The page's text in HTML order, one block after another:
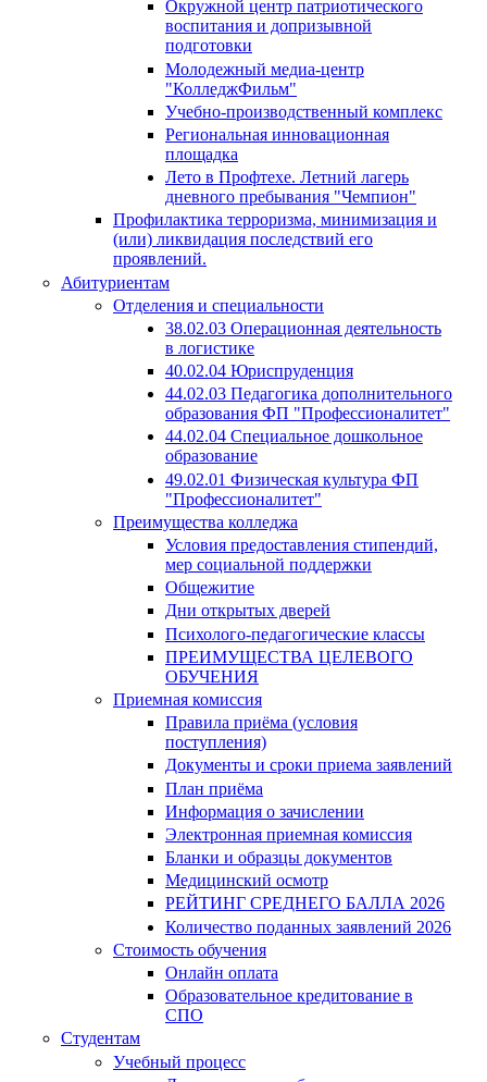
Окружной центр патриотического
воспитания и допризывной
подготовки
Молодежный медиа-центр
"КолледжФильм"
Учебно-производственный комплекс
Региональная инновационная
площадка
Лето в Профтехе. Летний лагерь
дневного пребывания "Чемпион"
Профилактика терроризма, минимизация и
(или) ликвидация последствий его
проявлений.
Абитуриентам
Отделения и специальности
38.02.03 Операционная деятельность
в логистике
40.02.04 Юриспруденция
44.02.03 Педагогика дополнительного
образования ФП "Профессионалитет"
44.02.04 Специальное дошкольное
образование
49.02.01 Физическая культура ФП
"Профессионалитет"
Преимущества колледжа
Условия предоставления стипендий,
мер социальной поддержки
Общежитие
Дни открытых дверей
Психолого-педагогические классы
ПРЕИМУЩЕСТВА ЦЕЛЕВОГО
ОБУЧЕНИЯ
Приемная комиссия
Правила приёма (условия
поступления)
Документы и сроки приема заявлений
План приёма
Информация о зачислении
Электронная приемная комиссия
Бланки и образцы документов
Медицинский осмотр
РЕЙТИНГ СРЕДНЕГО БАЛЛА 2026
Количество поданных заявлений 2026
Стоимость обучения
Онлайн оплата
Образовательное кредитование в
СПО
Студентам
Учебный процесс